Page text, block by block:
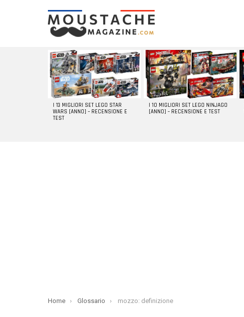
LATEST
STORIES
I 13 MIGLIORI SET LEGO STAR
WARS [ANNO] – RECENSIONE E
TEST
I 10 MIGLIORI SET LEGO NINJAGO
[ANNO] – RECENSIONE E TEST
You are here:
Home Glossario mozzo: definizione